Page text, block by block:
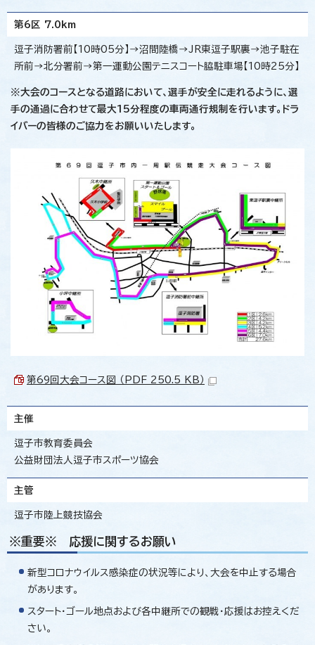
第6区 7.0km
逗子消防署前【10時05分】→沼間陸橋→JR東逗子駅裏→池子駐在
所前→北分署前→第一運動公園テニスコート脇駐車場【10時25分】
※大会のコースとなる道路において、選手が安全に走れるように、選
手の通過に合わせて最大15分程度の車両通行規制を行います。ドラ
イバーの皆様のご協力をお願いいたします。
第69回大会コース図 （PDF 250.5 KB）
主催
逗子市教育委員会
公益財団法人逗子市スポーツ協会
主管
逗子市陸上競技協会
※重要※ 応援に関するお願い
新型コロナウイルス感染症の状況等により、大会を中止する場合
があります。
スタート・ゴール地点および各中継所での観戦・応援はお控えくだ
さい。